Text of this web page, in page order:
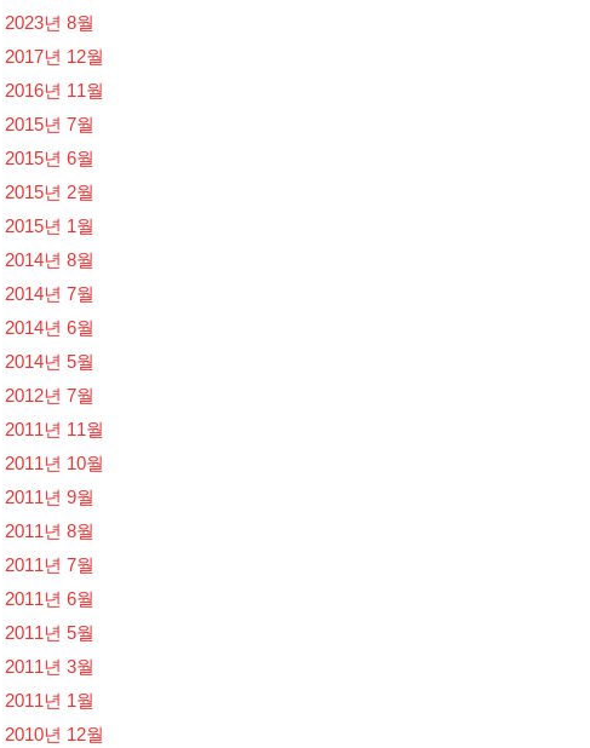
2023년 8월
2017년 12월
2016년 11월
2015년 7월
2015년 6월
2015년 2월
2015년 1월
2014년 8월
2014년 7월
2014년 6월
2014년 5월
2012년 7월
2011년 11월
2011년 10월
2011년 9월
2011년 8월
2011년 7월
2011년 6월
2011년 5월
2011년 3월
2011년 1월
2010년 12월